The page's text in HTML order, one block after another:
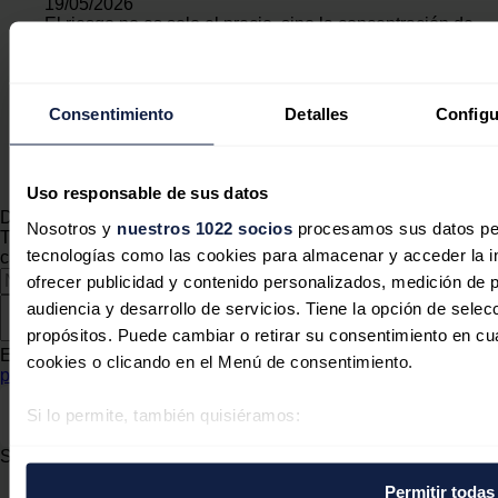
Consentimiento Detalles
Uso responsable de sus datos
Nosotros y nuestros 1022 sociosprocesamos sus datos
tecnologías como las cookies para almacenar y acceder la
ofrecer publicidad y contenido personalizados, medición de
audiencia y desarrollo de servicios. Tiene la opción de
propósitos. Puede cambiar o retirar su consentimiento en
cookies o clicando en el Menú de consentimiento.
Si lo permite, también quisiéramos:
Permitir todas
El riesgo no es solo el precio, sino la concentración de
reducir esageometry dash
vulnerabilidad estructural en
los próximos años?
Deja tu comentario
Tu dirección de correo electrónico no será publicada. Todos los
campos son obligatorios
Este sitio web está protegido por reCAPTCHA y laPolítica de
privacidad
Enviar comentario
Síguenos en redes sociales